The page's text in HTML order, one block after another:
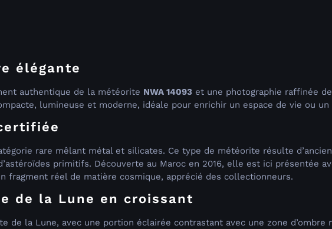
élégante
authentique de la météorite NWA 14093 et une photographie raffinée
lumineuse et moderne, idéale pour enrichir un espace de vie ou un
rare mêlant métal et silicates. Ce type de météorite résulte
primitifs. Découverte au Maroc en 2016, elle est ici présentée
fragment réel de matière cosmique, apprécié des collectionneurs.
de la Lune en croissant
de la Lune, avec une portion éclairée contrastant avec une zone d’ombre